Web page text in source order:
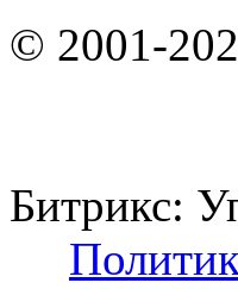
© 2001-
Битрикс: